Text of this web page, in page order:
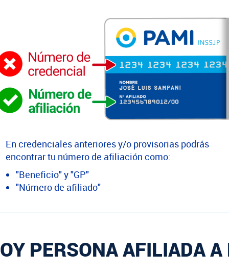
En credenciales anteriores y/o provisorias podrás
encontrar tu número de afiliación como:
"Beneficio" y "GP"
"Número de afiliado"
PERSONA AFILIADA